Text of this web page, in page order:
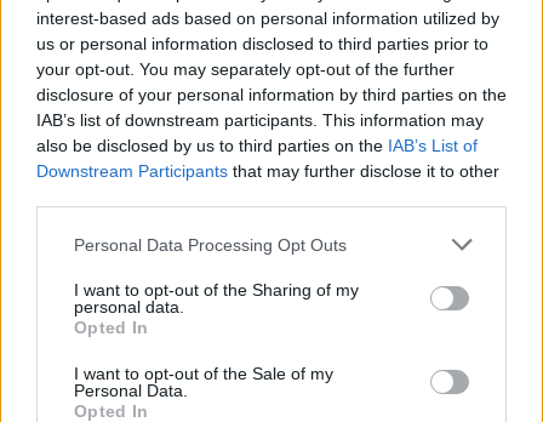
interest-based ads based on personal information utilized by
us or personal information disclosed to third parties prior to
your opt-out. You may separately opt-out of the further
disclosure of your personal information by third parties on the
IAB’s list of downstream participants. This information may
also be disclosed by us to third parties on the IAB’s List of
Downstream Participants that may further disclose it to other
Please note that this website/app uses one or more Google
not limited to your visit or usage behaviour. You may click to
grant or deny consent to Google and its third-party tags to
use your data for below specified purposes in below Google
consent section.
Personal Data Processing Opt Outs
I want to opt-out of the Sharing of my
personal data.
Opted In
I want to opt-out of the Sale of my
Personal Data.
Opted In
különleges géniusz iránti tiszteletből -
közölte a múzeum.
A most előkerült testrelikviák 1905-ben
tűntek el, addig különféle gyűjtők birtokában
voltak. A tudós egy csigolyáját és egy további
ujját 1737 óta mumifikálva őrzik firenzei és
padovai múzeumokban.
Az előkerült Galilei-maradványokat a
régiekkel együtt kiállításon mutatják be 2010
elején, amikor a firenzei természettudományi
kapuit, nevét is megváltoztatva Galileo
Múzeumra. Galileo Galilei sírja Firenzében, a